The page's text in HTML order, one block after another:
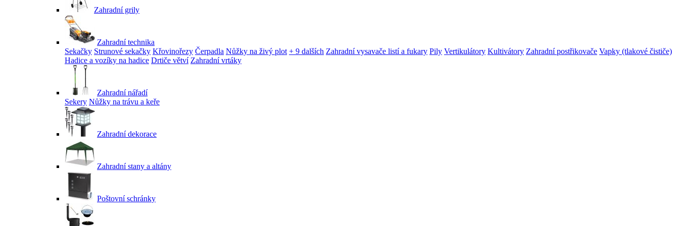
Zahradní grily
Zahradní technika
Sekačky Strunové sekačky Křovinořezy Čerpadla Nůžky na živý plot + 9 dalších Zahradní vysavače listí a fukary Pily Vertikulátory Kultivátory Zahradní postřikovače Vapky (tlakové čističe)
Hadice a vozíky na hadice Drtiče větví Zahradní vrtáky
Zahradní nářadí
Sekery Nůžky na trávu a keře
Zahradní dekorace
Zahradní stany a altány
Poštovní schránky